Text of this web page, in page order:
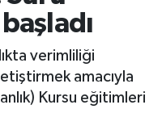
verimliliği
amacıyla
Kursu eğitimleri
Fikstür